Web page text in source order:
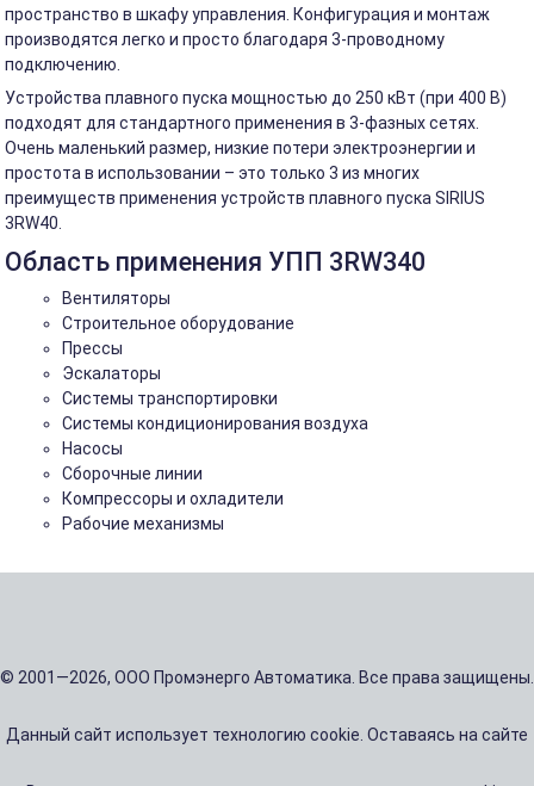
пространство в шкафу управления. Конфигурация и монтаж
производятся легко и просто благодаря 3-проводному
подключению.
Устройства плавного пуска мощностью до 250 кВт (при 400 В)
подходят для стандартного применения в 3-фазных сетях.
Очень маленький размер, низкие потери электроэнергии и
простота в использовании – это только 3 из многих
преимуществ применения устройств плавного пуска SIRIUS
3RW40.
Область применения УПП 3RW340
Вентиляторы
Строительное оборудование
Прессы
Эскалаторы
Системы транспортировки
Системы кондиционирования воздуха
Насосы
Сборочные линии
Компрессоры и охладители
Рабочие механизмы
© 2001—2026, ООО Промэнерго Автоматика. Все права защищены.
Данный сайт использует технологию cookie. Оставаясь на сайте